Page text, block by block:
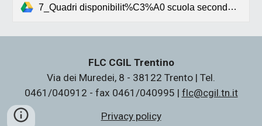
7_Quadri disponibilit%C3%A0 scuola secondaria di II grado2024-2025.pdf
FLC CGIL Trentino
Via dei Muredei, 8 - 38122 Trento | Tel.
0461/040912 - fax 0461/040995 | flc@cgil.tn.it
Privacy policy